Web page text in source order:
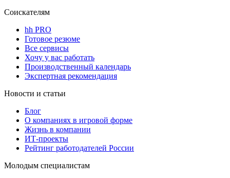
Соискателям
hh PRO
Готовое резюме
Все сервисы
Хочу у вас работать
Производственный календарь
Экспертная рекомендация
Новости и статьи
Блог
О компаниях в игровой форме
Жизнь в компании
ИТ-проекты
Рейтинг работодателей России
Молодым специалистам